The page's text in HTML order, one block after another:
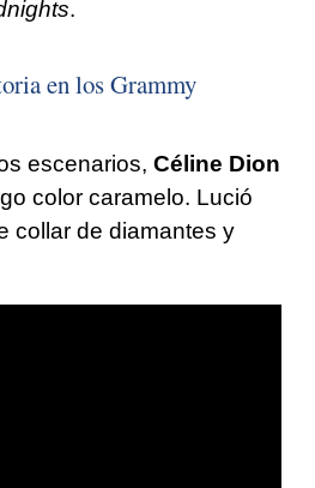
.
en los Grammy
escenarios, Céline Dion
color caramelo. Lució
collar de diamantes y